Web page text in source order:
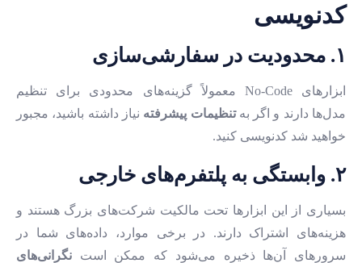
کدنویسی
۱. محدودیت در سفارشی‌سازی
ابزارهای No-Code معمولاً گزینه‌های محدودی برای تنظیم
مدل‌ها دارند و اگر بهتنظیمات پیشرفته نیاز داشته باشید، مجبور
خواهید شد کدنویسی کنید.
۲. وابستگی به پلتفرم‌های خارجی
بسیاری از این ابزارها تحت مالکیت شرکت‌های بزرگ هستند و
هزینه‌های اشتراک دارند. در برخی موارد، داده‌های شما در
سرورهای آن‌ها ذخیره می‌شود که ممکن است نگرانی‌های